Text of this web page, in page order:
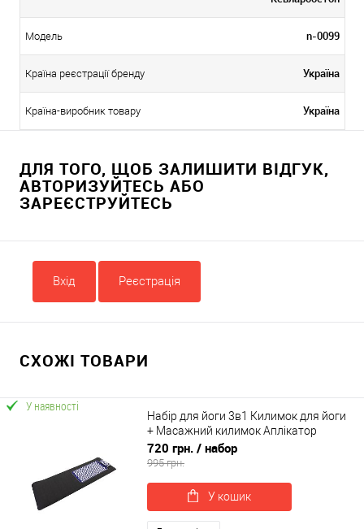
Модель n-0099
Країна реєстрації бренду Україна
Країна-виробник товару Україна
ДЛЯ ТОГО, ЩОБ ЗАЛИШИТИ ВІДГУК,
АВТОРИЗУЙТЕСЬ АБО
ЗАРЕЄСТРУЙТЕСЬ
Вхід Реєстрація
СХОЖІ ТОВАРИ
У наявності
Набір для йоги 3в1 Килимок для йоги
+ Масажний килимок Аплікатор
Кузнєцова + валик OSPORT Set 31 (n-
0062)
720 грн. / набор
995 грн.
У кошик